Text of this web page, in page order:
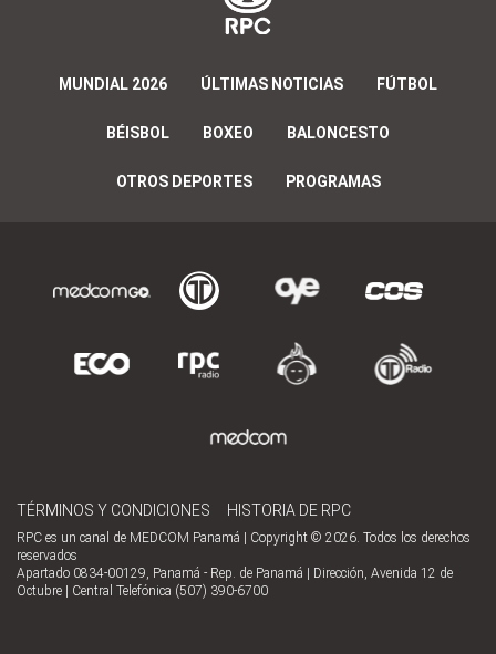
MUNDIAL 2026 ÚLTIMAS NOTICIAS FÚTBOL
BÉISBOL BOXEO BALONCESTO
OTROS DEPORTES PROGRAMAS
TÉRMINOS Y CONDICIONES HISTORIA DE RPC
RPC es un canal de MEDCOM Panamá | Copyright © 2026. Todos los derechos
reservados
Apartado 0834-00129, Panamá - Rep. de Panamá | Dirección, Avenida 12 de
Octubre | Central Telefónica (507) 390-6700